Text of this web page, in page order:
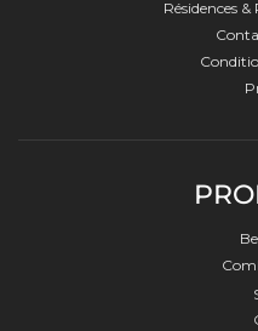
Résidences